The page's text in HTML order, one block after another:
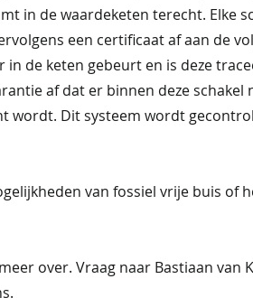
in de waardeketen terecht. Elke
een certificaat af aan de
de keten gebeurt en is deze
af dat er binnen deze
wordt. Dit systeem wordt
van fossiel vrije buis of
over. Vraag naar Bastiaan van